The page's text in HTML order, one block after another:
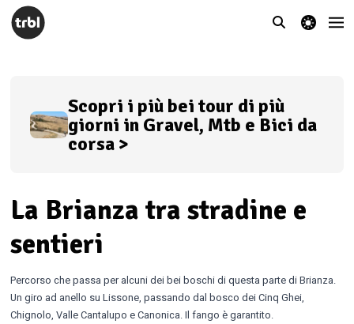
theme switcher
Scopri i più bei tour di più
giorni in Gravel, Mtb e Bici da
corsa >
La Brianza tra stradine e
sentieri
Percorso che passa per alcuni dei bei boschi di questa parte di Brianza.
Un giro ad anello su Lissone, passando dal bosco dei Cinq Ghei,
Chignolo, Valle Cantalupo e Canonica. Il fango è garantito.